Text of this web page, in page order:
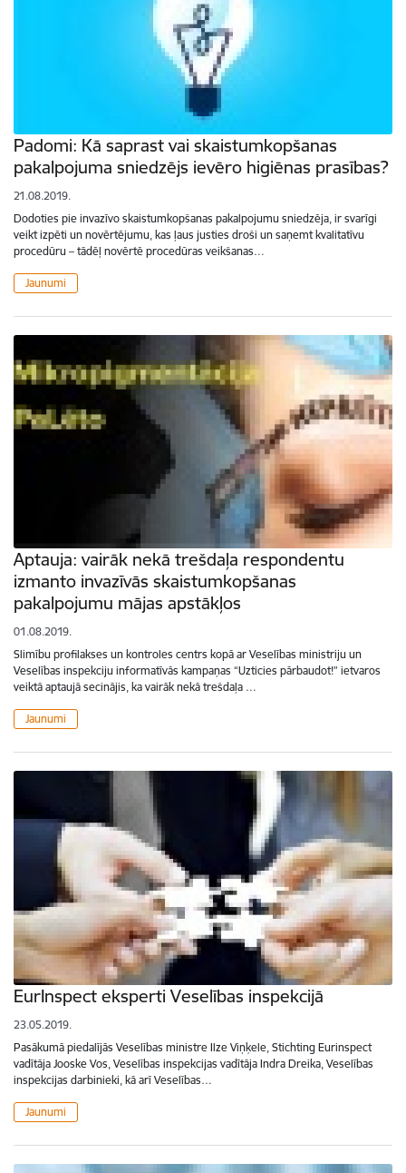
Padomi: Kā saprast vai skaistumkopšanas
pakalpojuma sniedzējs ievēro higiēnas prasības?
21.08.2019.
Dodoties pie invazīvo skaistumkopšanas pakalpojumu sniedzēja, ir svarīgi
veikt izpēti un novērtējumu, kas ļaus justies droši un saņemt kvalitatīvu
procedūru – tādēļ novērtē procedūras veikšanas…
Jaunumi
Aptauja: vairāk nekā trešdaļa respondentu
izmanto invazīvās skaistumkopšanas
pakalpojumu mājas apstākļos
01.08.2019.
Slimību profilakses un kontroles centrs kopā ar Veselības ministriju un
Veselības inspekciju informatīvās kampaņas “Uzticies pārbaudot!” ietvaros
veiktā aptaujā secinājis, ka vairāk nekā trešdaļa …
Jaunumi
EurInspect eksperti Veselības inspekcijā
23.05.2019.
Pasākumā piedalījās Veselības ministre Ilze Viņķele, Stichting Eurinspect
vadītāja Jooske Vos, Veselības inspekcijas vadītāja Indra Dreika, Veselības
inspekcijas darbinieki, kā arī Veselības…
Jaunumi